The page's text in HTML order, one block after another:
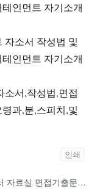
인먼트 자기소개
자소서 작성법 및
인먼트 자기소개
소서,작성법,면접
과,분,스피치,및
인쇄
이니스프리-최신공채합격자기소개서 자료실 면접기출문제,이니스프리자소서,아모레퍼시픽그룹자기소개서,이니스프리합격자소서,합격자기소개서 레포트